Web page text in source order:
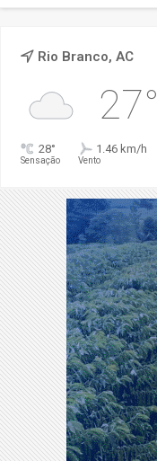
Rio Branco, AC
27°
28°
Sensação
1.46 km/h
Vento